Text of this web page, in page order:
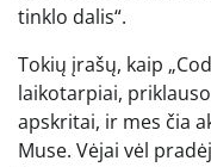
tinklo dalis“.
Tokių įrašų, kaip
laikotarpiai,
apskritai, ir mes čia
Muse. Vėjai vėl